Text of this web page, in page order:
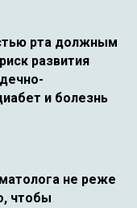
рта должным
развития
и болезнь
не реже
чтобы